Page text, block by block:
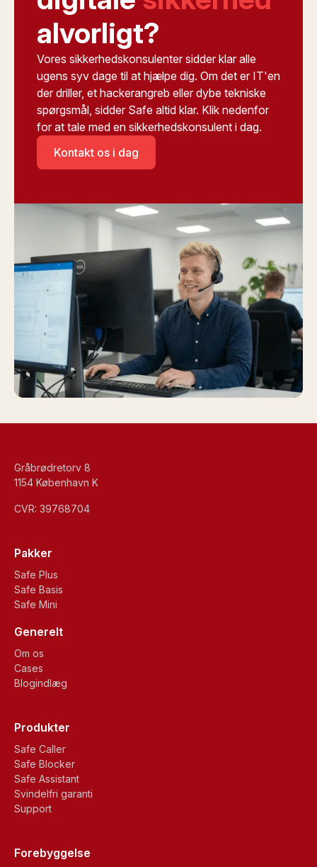
alvorligt?
Vores sikkerhedskonsulenter sidder klar alle
ugens syv dage til at hjælpe dig. Om det er IT'en
der driller, et hackerangreb eller dybe tekniske
spørgsmål, sidder Safe altid klar. Klik nedenfor
for at tale med en sikkerhedskonsulent i dag.
Kontakt os i dag
Gråbrødretorv 8
1154 København K
CVR: 39768704
Pakker
Safe Plus
Safe Basis
Safe Mini
Generelt
Om os
Cases
Blogindlæg
Produkter
Safe Caller
Safe Blocker
Safe Assistant
Svindelfri garanti
Support
Forebyggelse